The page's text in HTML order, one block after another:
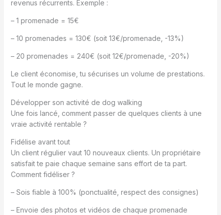
revenus récurrents. Exemple :
– 1 promenade = 15€
– 10 promenades = 130€ (soit 13€/promenade, -13%)
– 20 promenades = 240€ (soit 12€/promenade, -20%)
Le client économise, tu sécurises un volume de prestations.
Tout le monde gagne.
Développer son activité de dog walking
Une fois lancé, comment passer de quelques clients à une
vraie activité rentable ?
Fidélise avant tout
Un client régulier vaut 10 nouveaux clients. Un propriétaire
satisfait te paie chaque semaine sans effort de ta part.
Comment fidéliser ?
– Sois fiable à 100% (ponctualité, respect des consignes)
– Envoie des photos et vidéos de chaque promenade